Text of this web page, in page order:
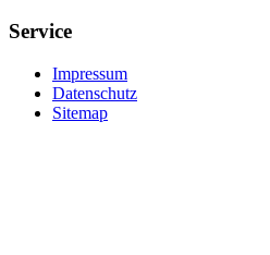
Service
Impressum
Datenschutz
Sitemap